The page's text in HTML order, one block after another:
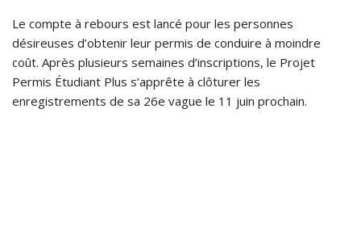
Le compte à rebours est lancé pour les personnes
désireuses d’obtenir leur permis de conduire à moindre
coût. Après plusieurs semaines d’inscriptions, le Projet
Permis Étudiant Plus s’apprête à clôturer les
enregistrements de sa 26e vague le 11 juin prochain.